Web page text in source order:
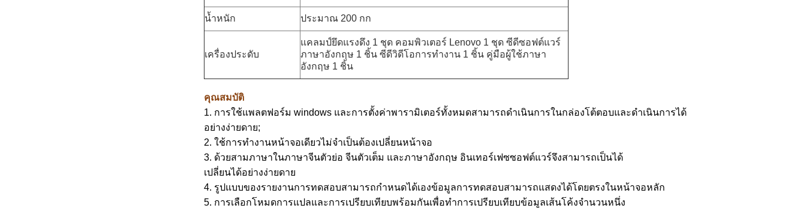
น้ำหนัก ประมาณ 200 กก
เครื่องประดับ
แคลมป์ยึดแรงดึง 1 ชุด คอมพิวเตอร์ Lenovo 1 ชุด ซีดีซอฟต์แวร์
ภาษาอังกฤษ 1 ชิ้น ซีดีวิดีโอการทำงาน 1 ชิ้น คู่มือผู้ใช้ภาษา
อังกฤษ 1 ชิ้น
คุณสมบัติ
1. การใช้แพลตฟอร์ม windows และการตั้งค่าพารามิเตอร์ทั้งหมดสามารถดำเนินการในกล่องโต้ตอบและดำเนินการได้
อย่างง่ายดาย;
2. ใช้การทำงานหน้าจอเดียวไม่จำเป็นต้องเปลี่ยนหน้าจอ
3. ด้วยสามภาษาในภาษาจีนตัวย่อ จีนตัวเต็ม และภาษาอังกฤษ อินเทอร์เฟซซอฟต์แวร์จึงสามารถเป็นได้
เปลี่ยนได้อย่างง่ายดาย
4. รูปแบบของรายงานการทดสอบสามารถกำหนดได้เองข้อมูลการทดสอบสามารถแสดงได้โดยตรงในหน้าจอหลัก
5. การเลือกโหมดการแปลและการเปรียบเทียบพร้อมกันเพื่อทำการเปรียบเทียบข้อมูลเส้นโค้งจำนวนหนึ่ง